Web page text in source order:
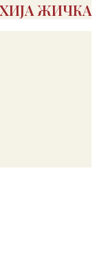
ЖИЧКА